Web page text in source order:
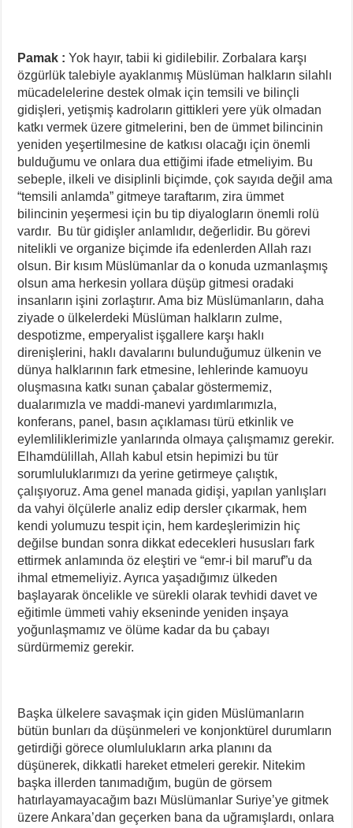
Pamak : Yok hayır, tabii ki gidilebilir. Zorbalara karşı
özgürlük talebiyle ayaklanmış Müslüman halkların silahlı
mücadelelerine destek olmak için temsili ve bilinçli
gidişleri, yetişmiş kadroların gittikleri yere yük olmadan
katkı vermek üzere gitmelerini, ben de ümmet bilincinin
yeniden yeşertilmesine de katkısı olacağı için önemli
bulduğumu ve onlara dua ettiğimi ifade etmeliyim. Bu
sebeple, ilkeli ve disiplinli biçimde, çok sayıda değil ama
“temsili anlamda” gitmeye taraftarım, zira ümmet
bilincinin yeşermesi için bu tip diyalogların önemli rolü
vardır. Bu tür gidişler anlamlıdır, değerlidir. Bu görevi
nitelikli ve organize biçimde ifa edenlerden Allah razı
olsun. Bir kısım Müslümanlar da o konuda uzmanlaşmış
olsun ama herkesin yollara düşüp gitmesi oradaki
insanların işini zorlaştırır. Ama biz Müslümanların, daha
ziyade o ülkelerdeki Müslüman halkların zulme,
despotizme, emperyalist işgallere karşı haklı
direnişlerini, haklı davalarını bulunduğumuz ülkenin ve
dünya halklarının fark etmesine, lehlerinde kamuoyu
oluşmasına katkı sunan çabalar göstermemiz,
dualarımızla ve maddi-manevi yardımlarımızla,
konferans, panel, basın açıklaması türü etkinlik ve
eylemliliklerimizle yanlarında olmaya çalışmamız gerekir.
Elhamdülillah, Allah kabul etsin hepimizi bu tür
sorumluluklarımızı da yerine getirmeye çalıştık,
çalışıyoruz. Ama genel manada gidişi, yapılan yanlışları
da vahyi ölçülerle analiz edip dersler çıkarmak, hem
kendi yolumuzu tespit için, hem kardeşlerimizin hiç
değilse bundan sonra dikkat edecekleri hususları fark
ettirmek anlamında öz eleştiri ve “emr-i bil maruf”u da
ihmal etmemeliyiz. Ayrıca yaşadığımız ülkeden
başlayarak öncelikle ve sürekli olarak tevhidi davet ve
eğitimle ümmeti vahiy ekseninde yeniden inşaya
yoğunlaşmamız ve ölüme kadar da bu çabayı
sürdürmemiz gerekir.
Başka ülkelere savaşmak için giden Müslümanların
bütün bunları da düşünmeleri ve konjonktürel durumların
getirdiği görece olumlulukların arka planını da
düşünerek, dikkatli hareket etmeleri gerekir. Nitekim
başka illerden tanımadığım, bugün de görsem
hatırlayamayacağım bazı Müslümanlar Suriye’ye gitmek
üzere Ankara’dan geçerken bana da uğramışlardı, onlara